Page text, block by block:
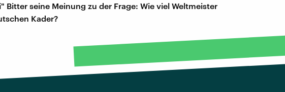
Bitter seine Meinung zu der Frage: Wie viel Weltmeister
Kader?